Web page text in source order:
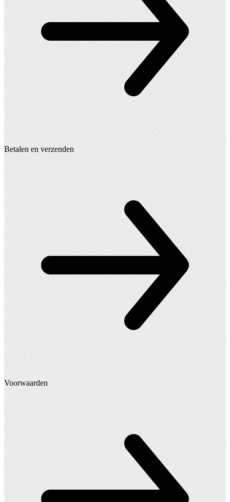
Betalen en verzenden
Voorwaarden